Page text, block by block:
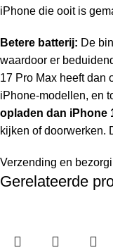
iPhone die ooit is
Betere batterij: De
waardoor er
17 Pro Max heeft dan
iPhone-modellen, en
opladen dan iPhone
kijken of doorwerken.
Verzending en
Gerelateerde